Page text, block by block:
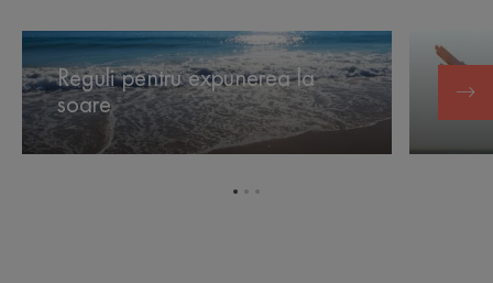
Reguli
pentru
expunerea
la
soare
Reguli pentru expunerea la
soare
soarelui